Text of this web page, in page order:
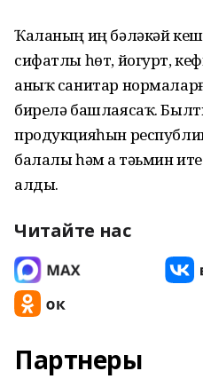
Ҡаланың иң бәләкәй
сифатлы һөт, йогурт,
аныҡ санитар
бирелә башлаясаҡ.
продукцияһын
балалы һәм аҙ тәьмин
алды.
Читайте нас
Партнеры